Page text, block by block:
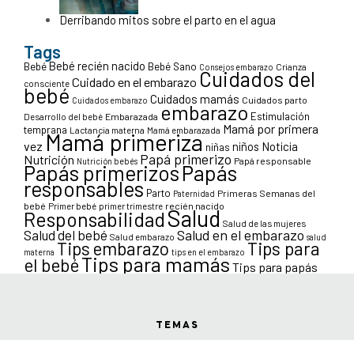
Derribando mitos sobre el parto en el agua
Tags
BebéBebé recién nacido Bebé Sano Consejos embarazo Crianza
consciente Cuidado en el embarazo Cuidados del
bebé Cuidados embarazo Cuidados mamás Cuidados parto
Desarrollo del bebé Embarazada embarazo Estimulación
temprana Lactancia materna Mamá embarazada Mamá por primera
vez Mamá primeriza niñas niños Noticia
Nutrición Nutrición bebés Papá primerizo Papá responsable
Papás primerizosPapás
responsables Parto Paternidad Primeras Semanas del
bebé Primer bebé primer trimestre recién nacido
Responsabilidad Salud Salud de las mujeres
Salud del bebé Salud embarazo Salud en el embarazo salud
materna Tips embarazo tips en el embarazo Tips para
el bebéTips para mamásTips para papás
TEMAS